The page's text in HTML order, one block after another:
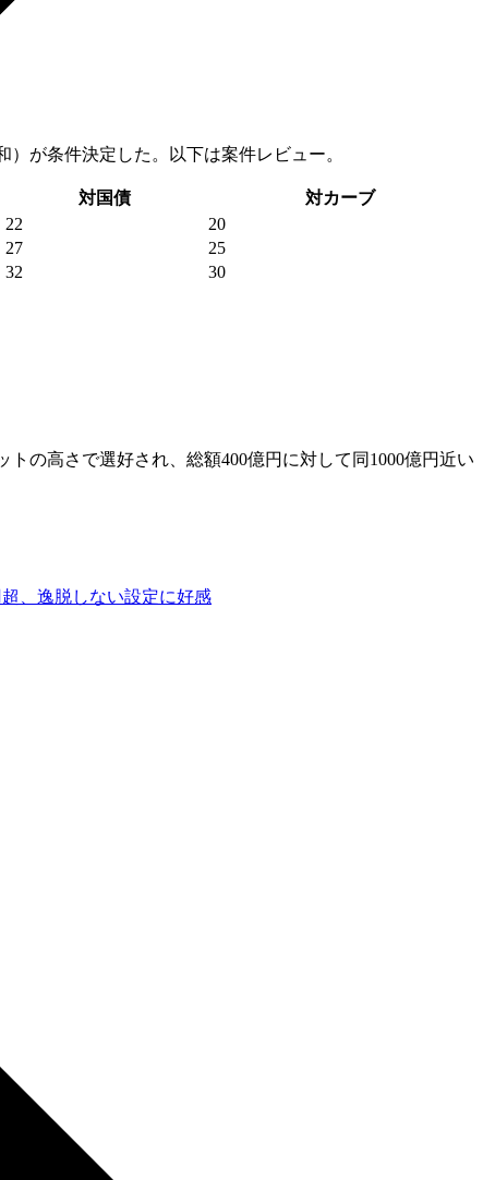
が条件決定した。以下は案件レビュー。
対国債
対カーブ
22
20
27
25
32 30
の高さで選好され、総額400億円に対して同1000億円近い
、逸脱しない設定に好感